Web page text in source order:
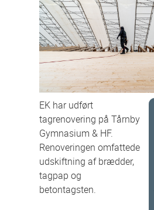
EK har udført
tagrenovering på Tårnby
Gymnasium & HF.
Renoveringen omfattede
udskiftning af brædder,
tagpap og
betontagsten.